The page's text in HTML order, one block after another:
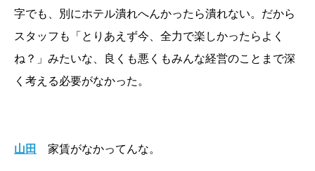
字でも、別にホテル潰れへんかったら潰れない。だから
スタッフも「とりあえず今、全力で楽しかったらよく
ね？」みたいな、良くも悪くもみんな経営のことまで深
く考える必要がなかった。
山田 家賃がなかってんな。